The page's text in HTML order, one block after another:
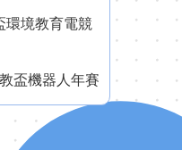
環境教育電競
盃機器人年賽